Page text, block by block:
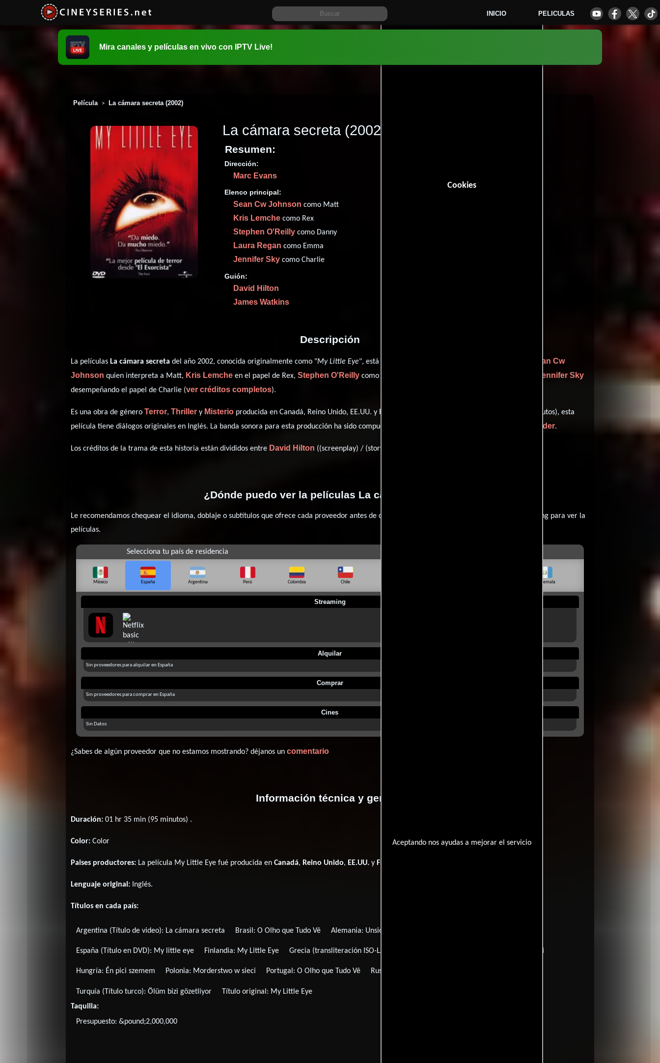
INICIO PELICULAS
Cookies
Aceptando nos ayudas a mejorar el servicio
Mira canales y películas en vivo con IPTV Live!
Película > La cámara secreta (2002)
La cámara secreta(2002)
Resumen:
Dirección:
Marc Evans
Elenco principal:
Sean Cw Johnson como Matt
Kris Lemche como Rex
Stephen O'Reilly como Danny
Laura Regan como Emma
Jennifer Sky como Charlie
Guión:
David Hilton
James Watkins
01 hr 35 min (95 minutos).
Descripción
La películas La cámara secreta del año 2002, conocida originalmente como "My Little Eye", está dirigida por
Sean Cw
Johnson quien interpreta a Matt, Kris Lemche en el papel de Rex,Stephen O'Reilly como Danny, Jennifer Sky
desempeñando el papel de Charlie (ver créditos completos).
Es una obra de género Terror, Thriller y Misterio producida en Canadá, Reino Unido, EE.UU. y Francia. Con una duración de 01 hr 35 min (95 minutos), esta
película tiene diálogos originales en Inglés. La banda sonora para esta producción ha sido compuesta por Alan Moulder.
Los créditos de la trama de esta historia están divididos entre David Hilton ((screenplay) / (story)) y
¿Dónde puedo ver la películas La cámara secreta?
Le recomendamos chequear el idioma, doblaje o subtítulos que ofrece cada proveedor antes de comprar, alquilar o contratar un servicio de streming para ver la
películas.
Selecciona tu país de residencia
México España Argentina Perú Colombia Chile Guatemala
Streaming
Alquilar
Sin proveedores para alquilar en España
Comprar
Sin proveedores para comprar en España
Cines
Sin Datos
¿Sabes de algún proveedor que no estamos mostrando? déjanos uncomentario
Información técnica y general
Duración: 01 hr 35 min (95 minutos) .
Color: Color
Paises productores: La película My Little Eye fué producida enCanadá, Reino Unido, EE.UU. y Francia
Lenguaje original: Inglés.
Títulos en cada país:
Argentina (Título de video): La cámara secreta Brasil:O Olho que Tudo Vê Alemania: Unsichtbare Augen
España (Título en DVD): My little eye Finlandia: My Little Eye Grecia (transliteración ISO-LATIN-1): Kamere smrti
Hungría: Én pici szemem Polonia: Morderstwo w sieci Portugal:O Olho que Tudo Vê Rusia:
Turquía (Título turco): Ölüm bizi gözetliyor Título original: My Little Eye
Taquilla:
Presupuesto: &pound;2,000,000